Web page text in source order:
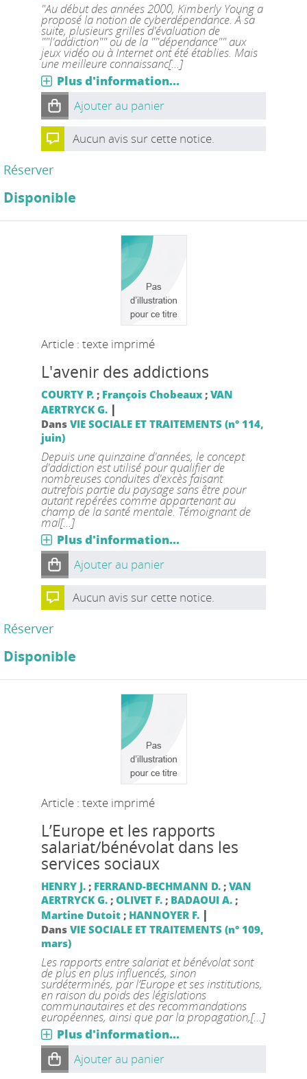
"Au début des années 2000, Kimberly Young a
proposé la notion de cyberdépendance. À sa
suite, plusieurs grilles d'évaluation de
""l'addiction"" ou de la ""dépendance"" aux
jeux vidéo ou à Internet ont été établies. Mais
une meilleure connaissanc[...]
Plus d'information...
Ajouter au panier
Aucun avis sur cette notice.
Réserver
Disponible
Article : texte imprimé
L'avenir des addictions
COURTY P.; François Chobeaux; VAN
AERTRYCK G. |
Dans VIE SOCIALE ET TRAITEMENTS (n° 114,
juin)
Depuis une quinzaine d'années, le concept
d'addiction est utilisé pour qualifier de
nombreuses conduites d'excès faisant
autrefois partie du paysage sans être pour
autant repérées comme appartenant au
champ de la santé mentale. Témoignant de
mal[...]
Plus d'information...
Ajouter au panier
Aucun avis sur cette notice.
Réserver
Disponible
Article : texte imprimé
L’Europe et les rapports
salariat/bénévolat dans les
services sociaux
HENRY J.; FERRAND-BECHMANN D.; VAN
AERTRYCK G.; OLIVET F.; BADAOUI A.;
Martine Dutoit; HANNOYER F. |
Dans VIE SOCIALE ET TRAITEMENTS (n° 109,
mars)
Les rapports entre salariat et bénévolat sont
de plus en plus influencés, sinon
surdéterminés, par l’Europe et ses institutions,
en raison du poids des législations
communautaires et des recommandations
européennes, ainsi que par la propagation,[...]
Plus d'information...
Ajouter au panier